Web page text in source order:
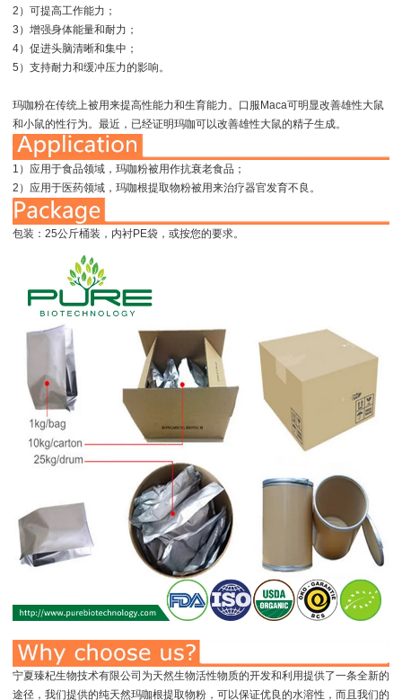
2）可提高工作能力；
3）增强身体能量和耐力；
4）促进头脑清晰和集中；
5）支持耐力和缓冲压力的影响。
玛咖粉在传统上被用来提高性能力和生育能力。口服Maca可明显改善雄性大鼠
和小鼠的性行为。最近，已经证明玛咖可以改善雄性大鼠的精子生成。
1）应用于食品领域，玛咖粉被用作抗衰老食品；
2）应用于医药领域，玛咖根提取物粉被用来治疗器官发育不良。
包装：25公斤桶装，内衬PE袋，或按您的要求。
宁夏臻杞生物技术有限公司为天然生物活性物质的开发和利用提供了一条全新的
途径，我们提供的纯天然玛咖根提取物粉，可以保证优良的水溶性，而且我们的